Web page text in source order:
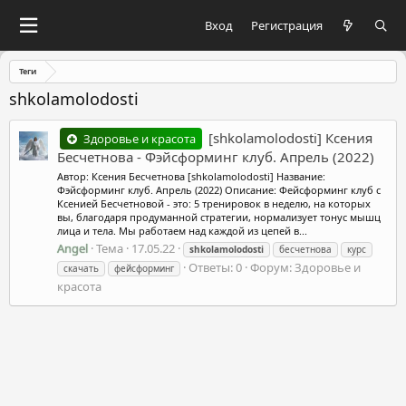
Вход Регистрация
Теги
shkolamolodosti
Здоровье и красота
[shkolamolodosti] Ксения
Бесчетнова - Фэйсформинг клуб. Апрель (2022)
Автор: Ксения Бесчетнова [shkolamolodosti] Название:
Фэйсформинг клуб. Апрель (2022) Описание: Фейсформинг клуб с
Ксенией Бесчетновой - это: 5 тренировок в неделю, на которых
вы, благодаря продуманной стратегии, нормализует тонус мышц
лица и тела. Мы работаем над каждой из цепей в...
Angel Тема 17.05.22 shkolamolodosti бесчетнова
курс
скачать
фейсформинг Ответы: 0 Форум:Здоровье и
красота